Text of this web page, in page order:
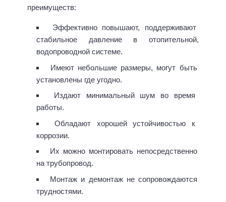
преимуществ:
Эффективно повышают, поддерживают
стабильное давление в отопительной,
водопроводной системе.
Имеют небольшие размеры, могут быть
установлены где угодно.
Издают минимальный шум во время
работы.
Обладают хорошей устойчивостью к
коррозии.
Их можно монтировать непосредственно
на трубопровод.
Монтаж и демонтаж не сопровождаются
трудностями.